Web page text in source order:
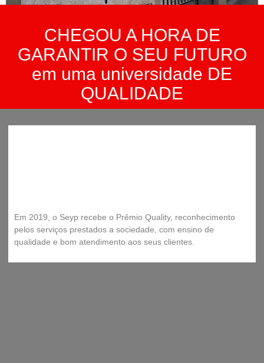
CHEGOU A HORA DE
GARANTIR O SEU FUTURO
em uma universidade DE
QUALIDADE
Em 2019, o Seyp recebe o Prêmio Quality, reconhecimento
pelos serviços prestados a sociedade, com ensino de
qualidade e bom atendimento aos seus clientes.